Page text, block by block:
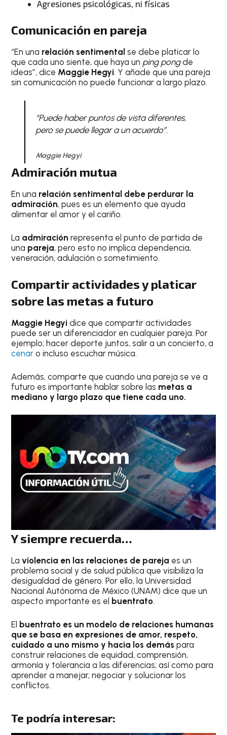
Agresiones psicológicas, ni físicas
Comunicación en pareja
“En una relación sentimentalse debe platicar lo
que cada uno siente, que haya un ping pongde
ideas”, dice Maggie Hegyi. Y añade que una pareja
sin comunicación no puede funcionar a largo plazo.
“Puede haber puntos de vista diferentes,
pero se puede llegar a un acuerdo”.
Maggie Hegyi
Admiración mutua
En una relación sentimental debe perdurar la
admiración, pues es un elemento que ayuda
alimentar el amor y el cariño.
La admiración representa el punto de partida de
una pareja, pero esto no implica dependencia,
veneración, adulación o sometimiento.
Compartir actividades y platicar
sobre las metas a futuro
Maggie Hegyi dice que compartir actividades
puede ser un diferenciador en cualquier pareja. Por
ejemplo; hacer deporte juntos, salir a un concierto, a
cenar o incluso escuchar música.
Además, comparte que cuando una pareja se ve a
futuro es importante hablar sobre las metas a
mediano y largo plazo que tiene cada uno.
Y siempre recuerda…
La violencia en las relaciones de pareja es un
problema social y de salud pública que visibiliza la
desigualdad de género. Por ello, la Universidad
Nacional Autónoma de México (UNAM) dice que un
aspecto importante es el buentrato.
El buentrato es un modelo de relaciones humanas
que se basa en expresiones de amor, respeto,
cuidado a uno mismo y hacia los demáspara
construir relaciones de equidad, comprensión,
armonía y tolerancia a las diferencias; así como para
aprender a manejar, negociar y solucionar los
conflictos.
Te podría interesar: